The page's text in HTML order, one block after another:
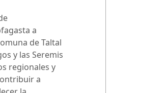
a
de Taltal
y las Seremis
regionales y
a